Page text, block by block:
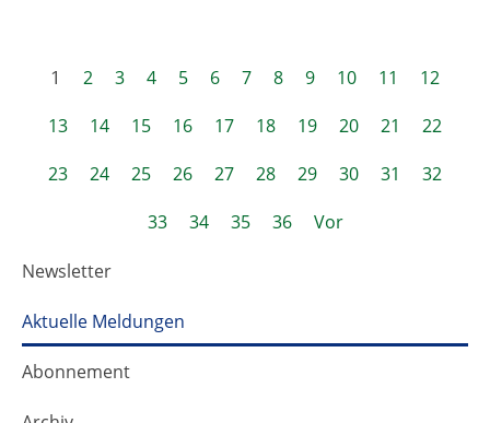
Newsletter
Aktuelle Meldungen
Abonnement
1 2 3 4 5 6 7 8 9 10 11 12
13 14 15 16 17 18 19 20 21
22
23
24 25 26 27 28 29 30 31
32
33
34 35 36 Vor